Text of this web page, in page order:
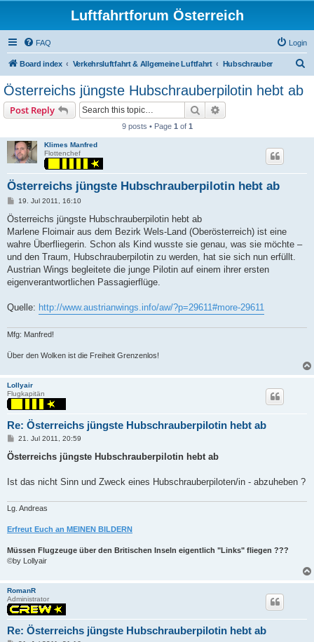
Luftfahrtforum Österreich
FAQ Login
Board index Verkehrsluftfahrt & Allgemeine Luftfahrt Hubschrauber
Österreichs jüngste Hubschrauberpilotin hebt ab
Post Reply Search
9 posts • Page 1 of 1
Klimes Manfred
Flottenchef
Österreichs jüngste Hubschrauberpilotin hebt ab
P
s
19. Jul 2011, 16:10
Österreichs jüngste Hubschrauberpilotin hebt ab
Marlene Floimair aus dem Bezirk Wels-Land (Oberösterreich) ist eine
wahre Überfliegerin. Schon als Kind wusste sie genau, was sie möchte –
und den Traum, Hubschrauberpilotin zu werden, hat sie sich nun erfüllt.
Austrian Wings begleitete die junge Pilotin auf einem ihrer ersten
eigenverantwortlichen Passagierflüge.
Quelle: http://www.austrianwings.info/aw/?p=29611#more-29611
Mfg: Manfred!
Über den Wolken ist die Freiheit Grenzenlos!
Lollyair
Flugkapitän
Re: Österreichs jüngste Hubschrauberpilotin hebt ab
P
s
21. Jul 2011, 20:59
Österreichs jüngste Hubschrauberpilotin hebt ab
Ist das nicht Sinn und Zweck eines Hubschrauberpiloten/in - abzuheben ?
Lg. Andreas
Erfreut Euch an MEINEN BILDERN
Müssen Flugzeuge über den Britischen Inseln eigentlich "Links" fliegen ???
©by Lollyair
RomanR
Administrator
Re: Österreichs jüngste Hubschrauberpilotin hebt ab